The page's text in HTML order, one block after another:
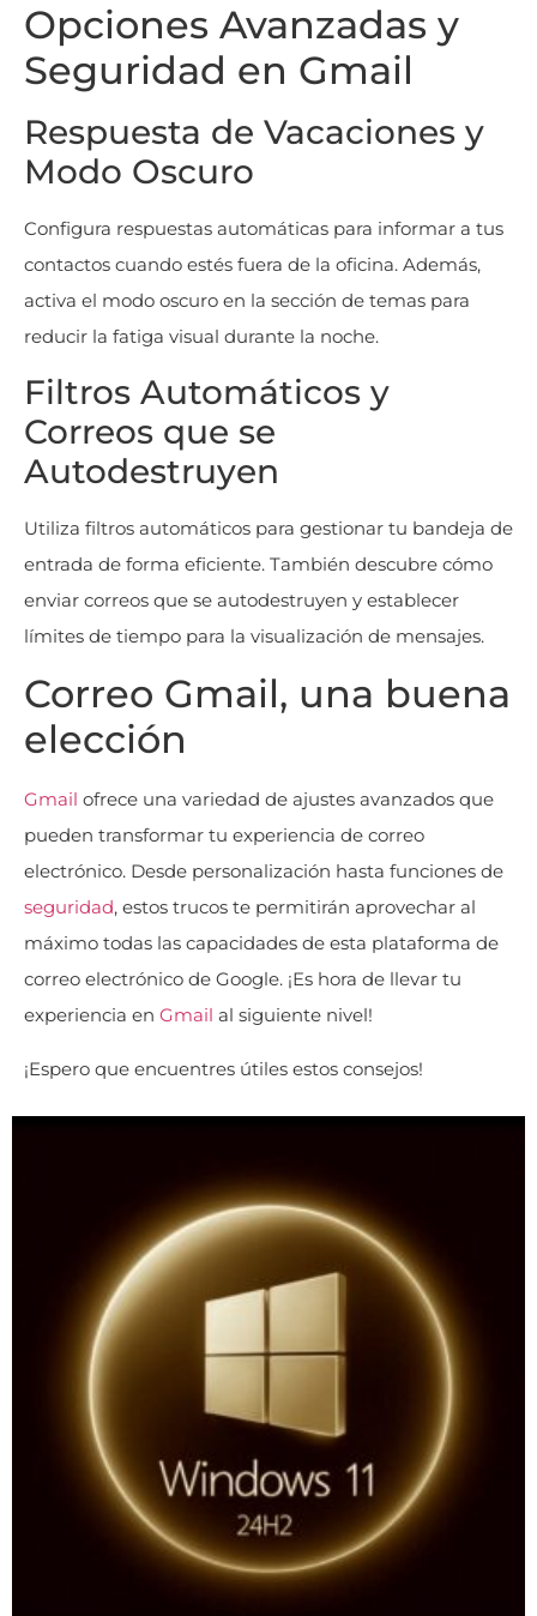
Opciones Avanzadas y
Seguridad en Gmail
Respuesta de Vacaciones y
Modo Oscuro
Configura respuestas automáticas para informar a tus
contactos cuando estés fuera de la oficina. Además,
activa el modo oscuro en la sección de temas para
reducir la fatiga visual durante la noche.
Filtros Automáticos y
Correos que se
Autodestruyen
Utiliza filtros automáticos para gestionar tu bandeja de
entrada de forma eficiente. También descubre cómo
enviar correos que se autodestruyen y establecer
límites de tiempo para la visualización de mensajes.
Correo Gmail, una buena
elección
Gmail ofrece una variedad de ajustes avanzados que
pueden transformar tu experiencia de correo
electrónico. Desde personalización hasta funciones de
seguridad, estos trucos te permitirán aprovechar al
máximo todas las capacidades de esta plataforma de
correo electrónico de Google. ¡Es hora de llevar tu
experiencia en Gmail al siguiente nivel!
¡Espero que encuentres útiles estos consejos!